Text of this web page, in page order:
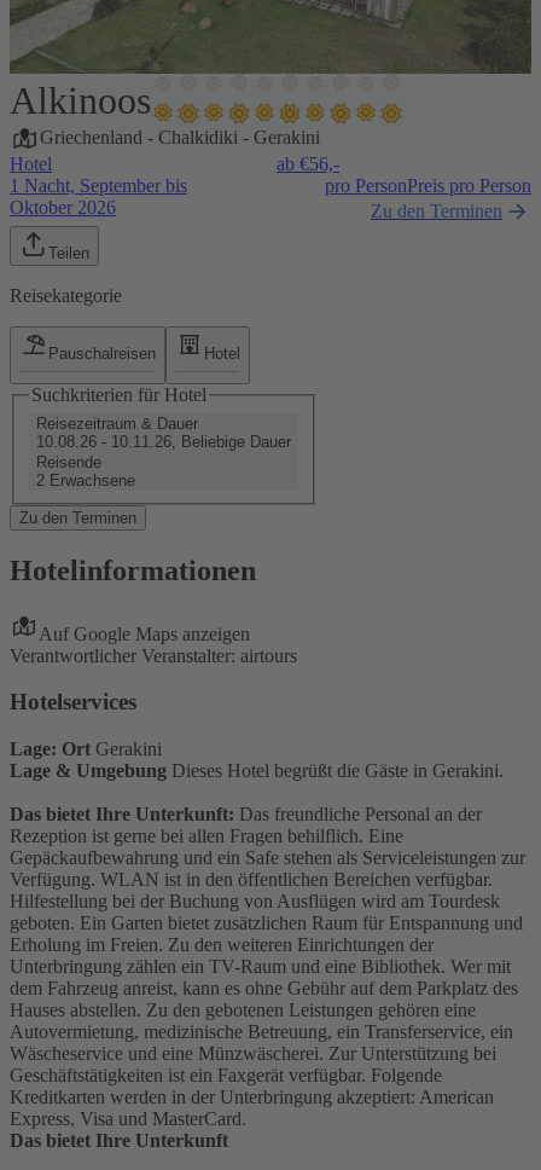
Alkinoos
Griechenland - Chalkidiki - Gerakini
Hotel
1 Nacht, September bis
Oktober 2026
ab €56,-
pro PersonPreis pro Person
Zu den Terminen
Teilen
Reisekategorie
Pauschalreisen Hotel
Suchkriterien für Hotel
Reisezeitraum & Dauer
10.08.26 - 10.11.26, Beliebige Dauer
Reisende
2 Erwachsene
Zu den Terminen
Hotelinformationen
Auf Google Maps anzeigen
Verantwortlicher Veranstalter: airtours
Hotelservices
Lage: Ort Gerakini
Lage & Umgebung Dieses Hotel begrüßt die Gäste in Gerakini.
Das bietet Ihre Unterkunft: Das freundliche Personal an der
Rezeption ist gerne bei allen Fragen behilflich. Eine
Gepäckaufbewahrung und ein Safe stehen als Serviceleistungen zur
Verfügung. WLAN ist in den öffentlichen Bereichen verfügbar.
Hilfestellung bei der Buchung von Ausflügen wird am Tourdesk
geboten. Ein Garten bietet zusätzlichen Raum für Entspannung und
Erholung im Freien. Zu den weiteren Einrichtungen der
Unterbringung zählen ein TV-Raum und eine Bibliothek. Wer mit
dem Fahrzeug anreist, kann es ohne Gebühr auf dem Parkplatz des
Hauses abstellen. Zu den gebotenen Leistungen gehören eine
Autovermietung, medizinische Betreuung, ein Transferservice, ein
Wäscheservice und eine Münzwäscherei. Zur Unterstützung bei
Geschäftstätigkeiten ist ein Faxgerät verfügbar. Folgende
Kreditkarten werden in der Unterbringung akzeptiert: American
Express, Visa und MasterCard.
Das bietet Ihre Unterkunft